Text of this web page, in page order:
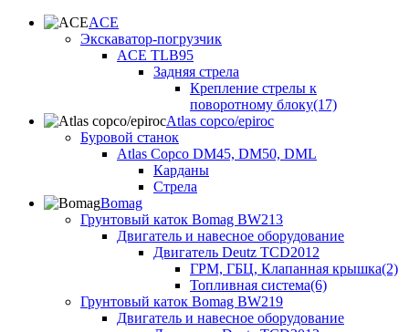
ACE
Экскаватор-погрузчик
ACE TLB95
Задняя стрела
Крепление стрелы к
поворотному блоку(17)
Atlas copco/epiroc
Буровой станок
Atlas Copco DM45, DM50, DML
Карданы
Стрела
Bomag
Грунтовый каток Bomag BW213
Двигатель и навесное оборудование
Двигатель Deutz TCD2012
ГРМ, ГБЦ, Клапанная крышка(2)
Топливная система(6)
Грунтовый каток Bomag BW219
Двигатель и навесное оборудование